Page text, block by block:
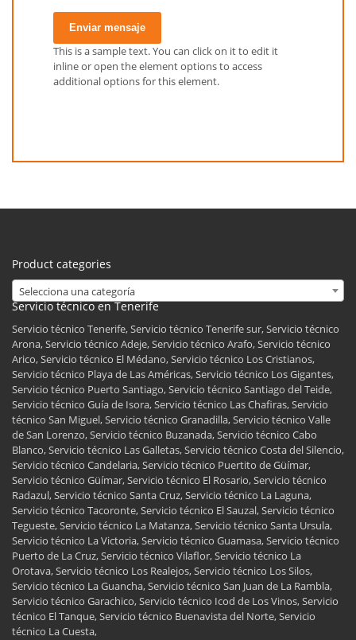
Enviar mensaje
This is a sample text. You can click on it to edit it
inline or open the element options to access
additional options for this element.
Product categories
Selecciona una categoría
Servicio técnico en Tenerife
Servicio técnico Tenerife, Servicio técnico Tenerife sur, Servicio técnico
Arona, Servicio técnico Adeje, Servicio técnico Arafo, Servicio técnico
Arico, Servicio técnico El Médano, Servicio técnico Los Cristianos,
Servicio técnico Playa de Las Américas, Servicio técnico Los Gigantes,
Servicio técnico Puerto Santiago, Servicio técnico Santiago del Teide,
Servicio técnico Guía de Isora, Servicio técnico Las Chafiras, Servicio
técnico San Miguel, Servicio técnico Granadilla, Servicio técnico Valle
de San Lorenzo, Servicio técnico Buzanada, Servicio técnico Cabo
Blanco, Servicio técnico Las Galletas, Servicio técnico Costa del Silencio,
Servicio técnico Candelaria, Servicio técnico Puertito de Güímar,
Servicio técnico Güímar, Servicio técnico El Rosario, Servicio técnico
Radazul, Servicio técnico Santa Cruz, Servicio técnico La Laguna,
Servicio técnico Tacoronte, Servicio técnico El Sauzal, Servicio técnico
Tegueste, Servicio técnico La Matanza, Servicio técnico Santa Ursula,
Servicio técnico La Victoria, Servicio técnico Guamasa, Servicio técnico
Puerto de La Cruz, Servicio técnico Vilaflor, Servicio técnico La
Orotava, Servicio técnico Los Realejos, Servicio técnico Los Silos,
Servicio técnico La Guancha, Servicio técnico San Juan de La Rambla,
Servicio técnico Garachico, Servicio técnico Icod de Los Vinos, Servicio
técnico El Tanque, Servicio técnico Buenavista del Norte, Servicio
técnico La Cuesta,